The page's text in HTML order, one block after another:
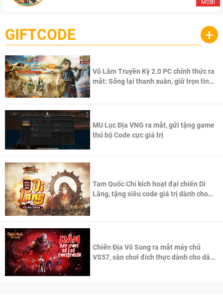
MOBI
GIFTCODE +
Võ Lâm Truyền Kỳ 2.0 PC chính thức ra
mắt: Sống lại thanh xuân, giữ trọn tinh
MU Lục Địa VNG ra mắt, gửi tặng game
thủ bộ Code cực giá trị
Tam Quốc Chí kích hoạt đại chiến Di
Lăng, tặng siêu code giá trị dành cho
Chiến Địa Vô Song ra mắt máy chủ
VS57, sân chơi đích thực dành cho dân